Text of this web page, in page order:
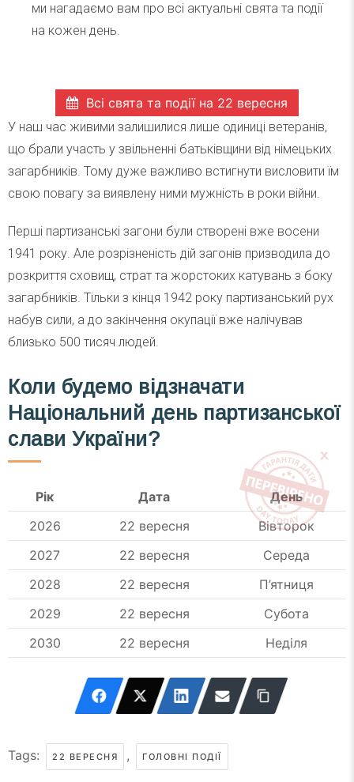
ми нагадаємо вам про всі актуальні свята та події
на кожен день.
Всі свята та події на 22 вересня
У наш час живими залишилися лише одиниці ветеранів,
що брали участь у звільненні батьківщини від німецьких
загарбників. Тому дуже важливо встигнути висловити їм
свою повагу за виявлену ними мужність в роки війни.
Перші партизанські загони були створені вже восени
1941 року. Але розрізненість дій загонів призводила до
розкриття сховищ, страт та жорстоких катувань з боку
загарбників. Тільки з кінця 1942 року партизанський рух
набув сили, а до закінчення окупації вже налічував
близько 500 тисяч людей.
Коли будемо відзначати
Національний день партизанської
слави України?
Рік Дата
День
2026
22 вересня
Вівторок
2027
22 вересня
Середа
2028
22 вересня
П’ятниця
2029
22 вересня
Субота
2030
22 вересня Неділя
Tags: 22 ВЕРЕСНЯ , ГОЛОВНІ ПОДІЇ